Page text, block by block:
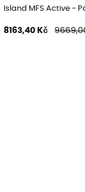
Island MFS Active -
8163,40 Kč